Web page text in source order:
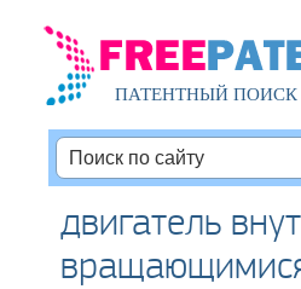
ПАТЕНТНЫЙ ПОИСК
двигатель